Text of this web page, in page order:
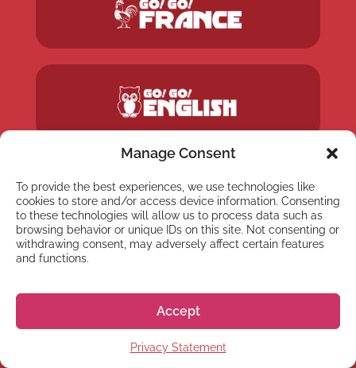
Manage Consent
To provide the best experiences, we use technologies like
cookies to store and/or access device information. Consenting
to these technologies will allow us to process data such as
browsing behavior or unique IDs on this site. Not consenting or
withdrawing consent, may adversely affect certain features
and functions.
Accept
Privacy Statement